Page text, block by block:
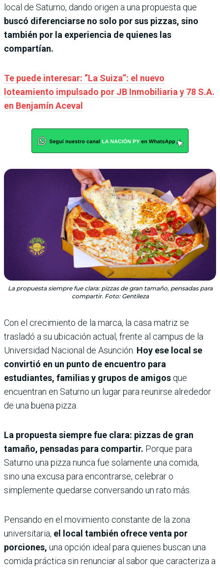
local de Saturno, dando origen a una propuesta que
buscó diferenciarse no solo por sus pizzas, sino
también por la experiencia de quienes las
compartían.
Te puede interesar: “La Suiza”: el nuevo
loteamiento impulsado por JB Inmobiliaria y 78 S.A.
en Benjamín Aceval
La propuesta siempre fue clara: pizzas de gran tamaño, pensadas para
compartir. Foto: Gentileza
Con el crecimiento de la marca, la casa matriz se
trasladó a su ubicación actual, frente al campus de la
Universidad Nacional de Asunción. Hoy ese local se
convirtió en un punto de encuentro para
estudiantes, familias y grupos de amigos que
encuentran en Saturno un lugar para reunirse alrededor
de una buena pizza.
La propuesta siempre fue clara: pizzas de gran
tamaño, pensadas para compartir. Porque para
Saturno una pizza nunca fue solamente una comida,
sino una excusa para encontrarse, celebrar o
simplemente quedarse conversando un rato más.
Pensando en el movimiento constante de la zona
universitaria, el local también ofrece venta por
porciones, una opción ideal para quienes buscan una
comida práctica sin renunciar al sabor que caracteriza a